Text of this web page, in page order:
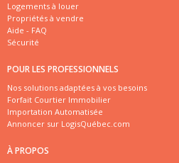
Logements à louer
Propriétés à vendre
Aide - FAQ
Sécurité
POUR LES PROFESSIONNELS
Nos solutions adaptées à vos besoins
Forfait Courtier Immobilier
Importation Automatisée
Annoncer sur LogisQuébec.com
À PROPOS